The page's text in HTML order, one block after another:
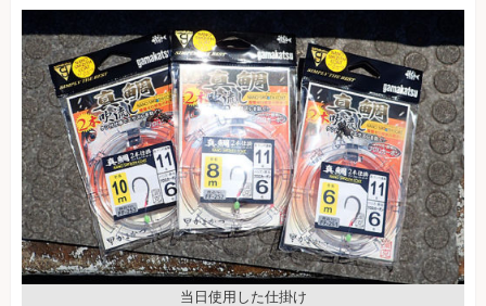
当日使用した仕掛け